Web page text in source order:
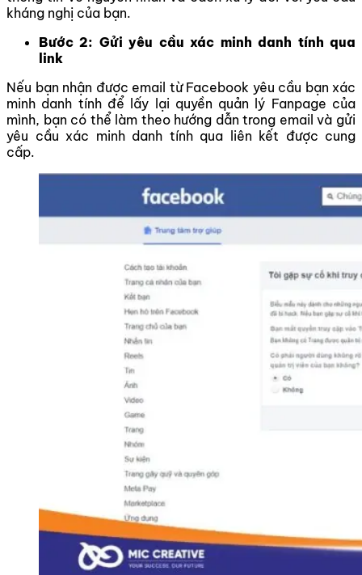
kháng nghị của bạn.
Bước 2: Gửi yêu cầu xác minh danh tính qua
link
Nếu bạn nhận được email từ Facebook yêu cầu bạn xác
minh danh tính để lấy lại quyền quản lý Fanpage của
mình, bạn có thể làm theo hướng dẫn trong email và gửi
yêu cầu xác minh danh tính qua liên kết được cung
cấp.